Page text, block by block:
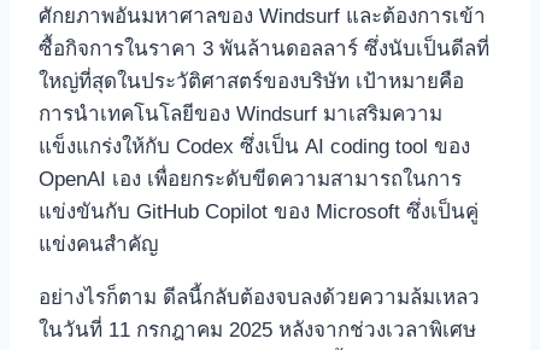
ศักยภาพอันมหาศาลของ Windsurf และต้องการเข้า
ซื้อกิจการในราคา 3 พันล้านดอลลาร์ ซึ่งนับเป็นดีลที่
ใหญ่ที่สุดในประวัติศาสตร์ของบริษัท เป้าหมายคือ
การนำเทคโนโลยีของ Windsurf มาเสริมความ
แข็งแกร่งให้กับ Codex ซึ่งเป็น AI coding tool ของ
OpenAI เอง เพื่อยกระดับขีดความสามารถในการ
แข่งขันกับ GitHub Copilot ของ Microsoft ซึ่งเป็นคู่
แข่งคนสำคัญ
อย่างไรก็ตาม ดีลนี้กลับต้องจบลงด้วยความล้มเหลว
ในวันที่ 11 กรกฎาคม 2025 หลังจากช่วงเวลาพิเศษ